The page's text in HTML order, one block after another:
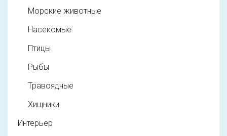
Морские животные
Насекомые
Птицы
Рыбы
Травоядные
Хищники
Интерьер